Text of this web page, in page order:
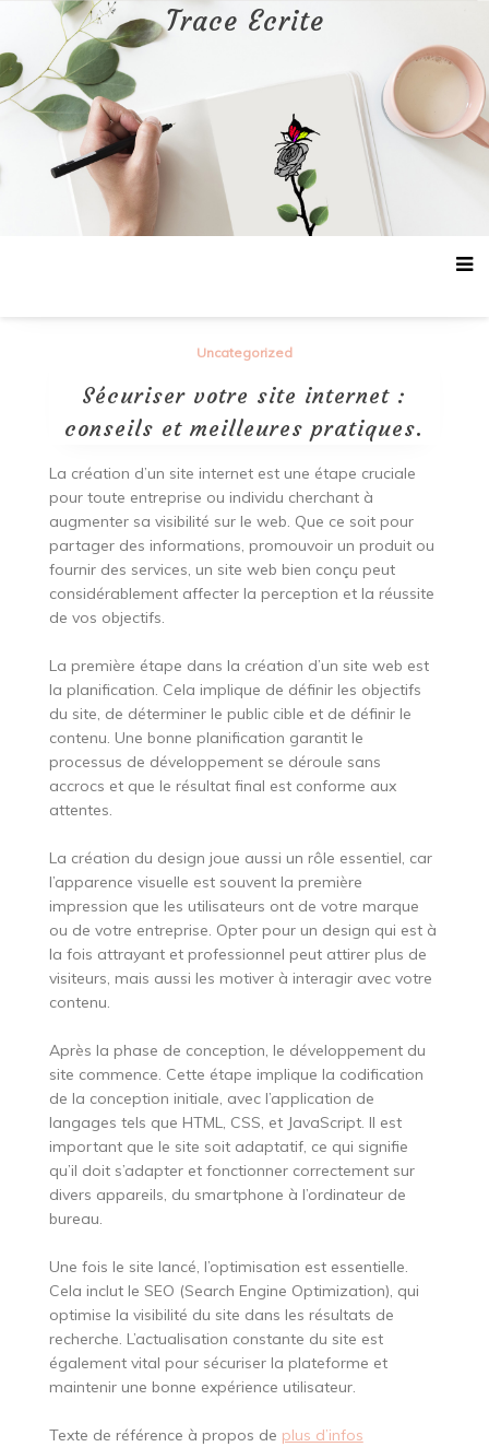
contenu
Trace Ecrite
Uncategorized
Sécuriser votre site internet :
conseils et meilleures pratiques.
La création d’un site internet est une étape cruciale
pour toute entreprise ou individu cherchant à
augmenter sa visibilité sur le web. Que ce soit pour
partager des informations, promouvoir un produit ou
fournir des services, un site web bien conçu peut
considérablement affecter la perception et la réussite
de vos objectifs.
La première étape dans la création d’un site web est
la planification. Cela implique de définir les objectifs
du site, de déterminer le public cible et de définir le
contenu. Une bonne planification garantit le
processus de développement se déroule sans
accrocs et que le résultat final est conforme aux
attentes.
La création du design joue aussi un rôle essentiel, car
l’apparence visuelle est souvent la première
impression que les utilisateurs ont de votre marque
ou de votre entreprise. Opter pour un design qui est à
la fois attrayant et professionnel peut attirer plus de
visiteurs, mais aussi les motiver à interagir avec votre
contenu.
Après la phase de conception, le développement du
site commence. Cette étape implique la codification
de la conception initiale, avec l’application de
langages tels que HTML, CSS, et JavaScript. Il est
important que le site soit adaptatif, ce qui signifie
qu’il doit s’adapter et fonctionner correctement sur
divers appareils, du smartphone à l’ordinateur de
bureau.
Une fois le site lancé, l’optimisation est essentielle.
Cela inclut le SEO (Search Engine Optimization), qui
optimise la visibilité du site dans les résultats de
recherche. L’actualisation constante du site est
également vital pour sécuriser la plateforme et
maintenir une bonne expérience utilisateur.
Texte de référence à propos de plus d’infos